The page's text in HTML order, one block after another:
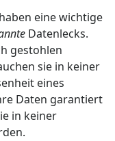
eine wichtige
Datenlecks.
gestohlen
sie in keiner
eines
Daten garantiert
in keiner